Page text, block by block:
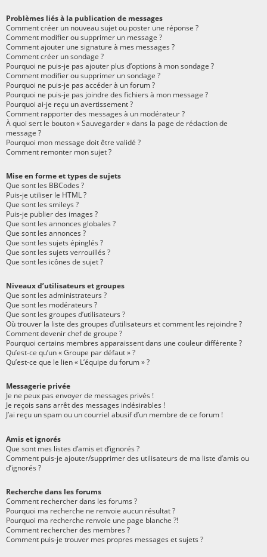
Problèmes liés à la publication de messages
Comment créer un nouveau sujet ou poster une réponse ?
Comment modifier ou supprimer un message ?
Comment ajouter une signature à mes messages ?
Comment créer un sondage ?
Pourquoi ne puis-je pas ajouter plus d’options à mon sondage ?
Comment modifier ou supprimer un sondage ?
Pourquoi ne puis-je pas accéder à un forum ?
Pourquoi ne puis-je pas joindre des fichiers à mon message ?
Pourquoi ai-je reçu un avertissement ?
Comment rapporter des messages à un modérateur ?
À quoi sert le bouton « Sauvegarder » dans la page de rédaction de
message ?
Pourquoi mon message doit être validé ?
Comment remonter mon sujet ?
Mise en forme et types de sujets
Que sont les BBCodes ?
Puis-je utiliser le HTML ?
Que sont les smileys ?
Puis-je publier des images ?
Que sont les annonces globales ?
Que sont les annonces ?
Que sont les sujets épinglés ?
Que sont les sujets verrouillés ?
Que sont les icônes de sujet ?
Niveaux d’utilisateurs et groupes
Que sont les administrateurs ?
Que sont les modérateurs ?
Que sont les groupes d’utilisateurs ?
Où trouver la liste des groupes d’utilisateurs et comment les rejoindre ?
Comment devenir chef de groupe ?
Pourquoi certains membres apparaissent dans une couleur différente ?
Qu’est-ce qu’un « Groupe par défaut » ?
Qu’est-ce que le lien « L’équipe du forum » ?
Messagerie privée
Je ne peux pas envoyer de messages privés !
Je reçois sans arrêt des messages indésirables !
J’ai reçu un spam ou un courriel abusif d’un membre de ce forum !
Amis et ignorés
Que sont mes listes d’amis et d’ignorés ?
Comment puis-je ajouter/supprimer des utilisateurs de ma liste d’amis ou
d’ignorés ?
Recherche dans les forums
Comment rechercher dans les forums ?
Pourquoi ma recherche ne renvoie aucun résultat ?
Pourquoi ma recherche renvoie une page blanche ?!
Comment rechercher des membres ?
Comment puis-je trouver mes propres messages et sujets ?